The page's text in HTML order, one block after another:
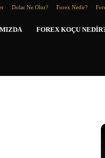
Dolar Ne Olur? Forex Nedir?
FOREX KOÇU